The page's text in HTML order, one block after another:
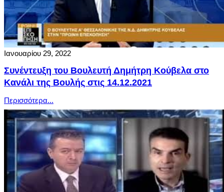
Ιανουαρίου 29, 2022
Συνέντευξη του Βουλευτή Δημήτρη Κούβελα στο
Κανάλι της Βουλής στις 14.12.2021
Περισσότερα...